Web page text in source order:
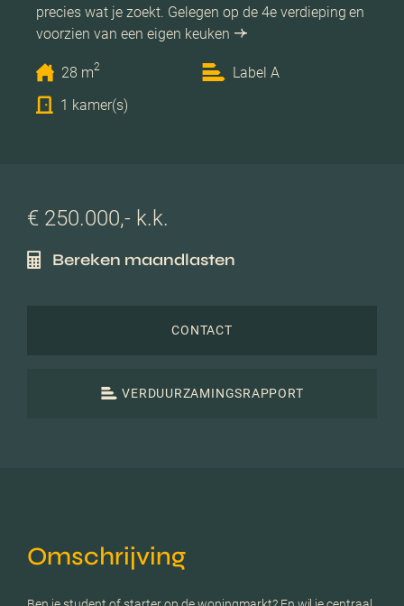
precies wat je zoekt. Gelegen op de 4e verdieping en
voorzien van een eigen keuken
28 m2
Label A
1 kamer(s)
€ 250.000,- k.k.
Bereken maandlasten
CONTACT
VERDUURZAMINGSRAPPORT
Omschrijving